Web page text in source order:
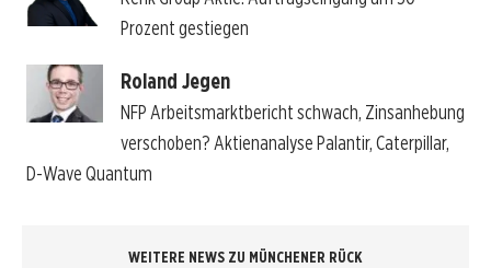
Prozent gestiegen
Roland Jegen
NFP Arbeitsmarktbericht schwach, Zinsanhebung
verschoben? Aktienanalyse Palantir, Caterpillar,
D-Wave Quantum
WEITERE NEWS ZU MÜNCHENER RÜCK